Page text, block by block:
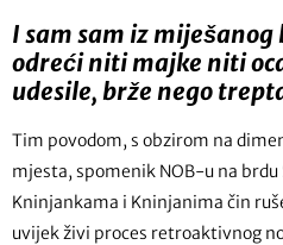
I sam sam iz miješanog
odreći niti majke niti
udesile, brže nego
Tim povodom, s obzirom na
mjesta, spomenik NOB-u na brdu
Kninjankama i Kninjanima čin
uvijek živi proces retroaktivnog